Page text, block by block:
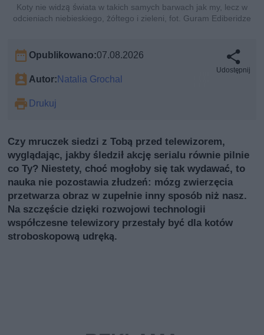
Koty nie widzą świata w takich samych barwach jak my, lecz w
odcieniach niebieskiego, żółtego i zieleni, fot. Guram Ediberidze
Opublikowano:07.08.2026
Autor: Natalia Grochal
Drukuj
Udostępnij
Czy mruczek siedzi z Tobą przed telewizorem,
wyglądając, jakby śledził akcję serialu równie pilnie
co Ty? Niestety, choć mogłoby się tak wydawać, to
nauka nie pozostawia złudzeń: mózg zwierzęcia
przetwarza obraz w zupełnie inny sposób niż nasz.
Na szczęście dzięki rozwojowi technologii
współczesne telewizory przestały być dla kotów
stroboskopową udręką.